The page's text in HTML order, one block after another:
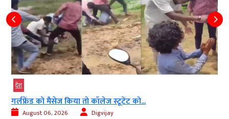
ग्वालियर एयरफोर्स स्टेशन पर युवक ने पेट्रोल बम...
August 06, 2026 Digvijay